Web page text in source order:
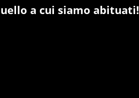
a cui siamo abituati!